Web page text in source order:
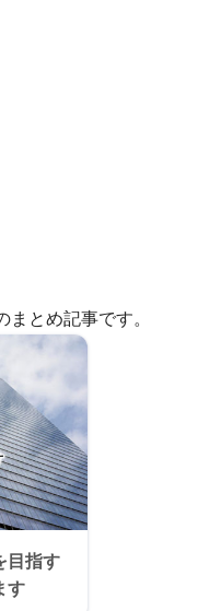
まとめ記事です。
目指す
す